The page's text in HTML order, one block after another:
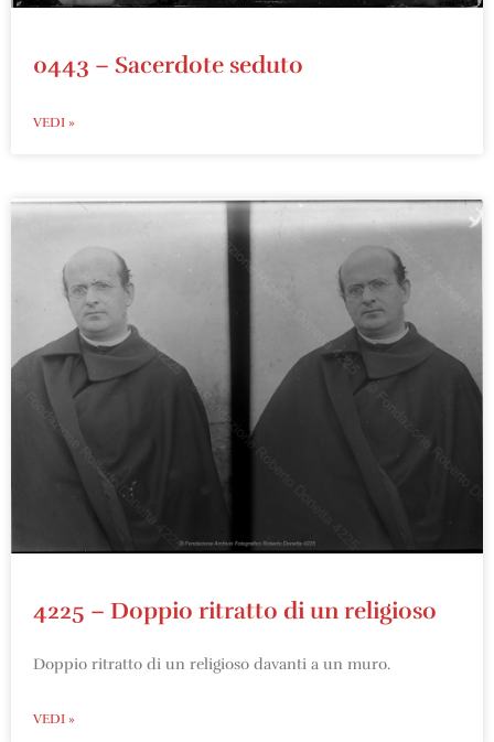
0443 – Sacerdote seduto
VEDI »
4225 – Doppio ritratto di un religioso
Doppio ritratto di un religioso davanti a un muro.
VEDI »